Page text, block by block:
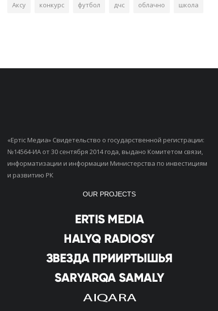
Аксу конкурс футбол дчс облачно школа
«Ертiс Медиа» Свидетельство о государственной регистрации:
№14564-ИА от 30 сентября 2014 года, выдано Комитетом связи,
информатизации и информации Министерства по инвестициям
и развитию РК
OUR PROJECTS